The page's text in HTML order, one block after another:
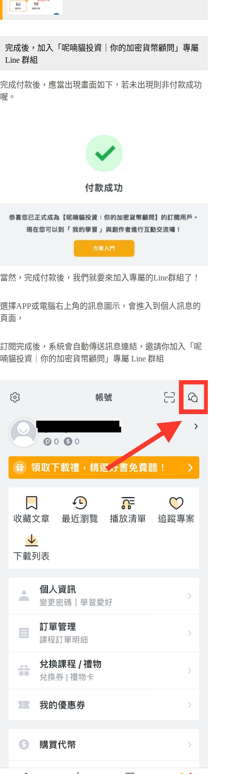
完成後，加入「呢喃貓投資｜你的加密貨幣顧問」專屬
Line 群組
完成付款後，應當出現畫面如下，若未出現則非付款成功
喔。
當然，完成付款後，我們就要來加入專屬的Line群組了！
選擇APP或電腦右上角的訊息圖示，會進入到個人訊息的
頁面，
訂閱完成後，系統會自動傳送訊息連結，邀請你加入「呢
喃貓投資｜你的加密貨幣顧問」專屬 Line 群組